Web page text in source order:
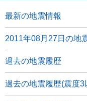
最新の地震情報
2011年08月27日の地
過去の地震履歴
過去の地震履歴(震度3